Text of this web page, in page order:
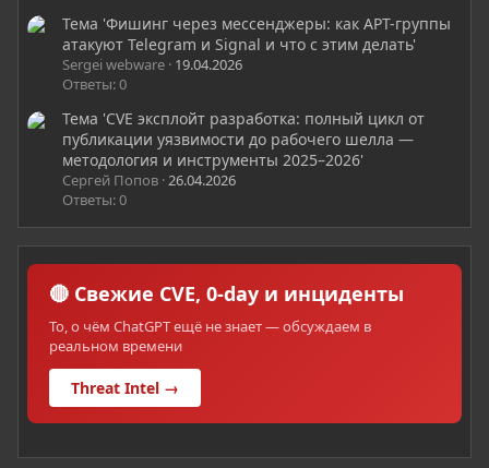
Тема 'Фишинг через мессенджеры: как APT-группы
атакуют Telegram и Signal и что с этим делать'
Sergei webware 19.04.2026
Ответы: 0
Тема 'CVE эксплойт разработка: полный цикл от
публикации уязвимости до рабочего шелла —
методология и инструменты 2025–2026'
Сергей Попов 26.04.2026
Ответы: 0
🔴 Свежие CVE, 0-day и инциденты
То, о чём ChatGPT ещё не знает — обсуждаем в
реальном времени
Threat Intel →